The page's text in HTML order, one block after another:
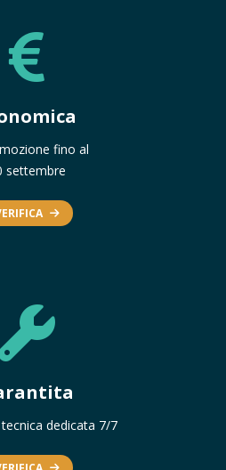
fino al
settembre
dedicata 7/7